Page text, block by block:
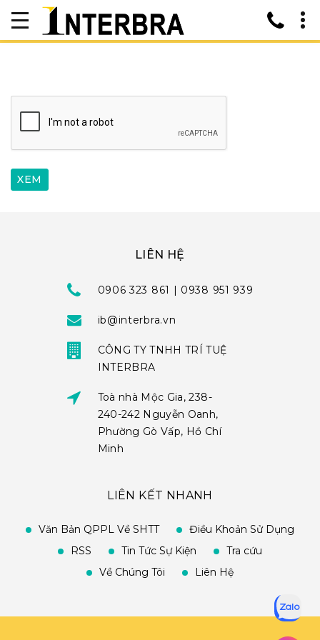
LIÊN HỆ
0906 323 861 | 0938 951 939
ib@interbra.vn
CÔNG TY TNHH TRÍ TUỆ
INTERBRA
Toà nhà Mộc Gia, 238-
240-242 Nguyễn Oanh,
Phường Gò Vấp, Hồ Chí
Minh
LIÊN KẾT NHANH
Văn Bản QPPL Về SHTT
Điều Khoản Sử Dụng
RSS
Tin Tức Sự Kiện
Tra cứu
Về Chúng Tôi
Liên Hệ